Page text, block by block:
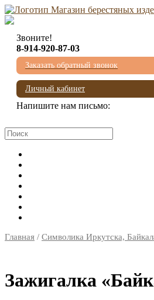
Звоните!
8-914-920-87-03
Заказать обратный звонок
Личный кабинет
Напишите нам письмо:
Главная / Символика Иркутска,
Зажигалка